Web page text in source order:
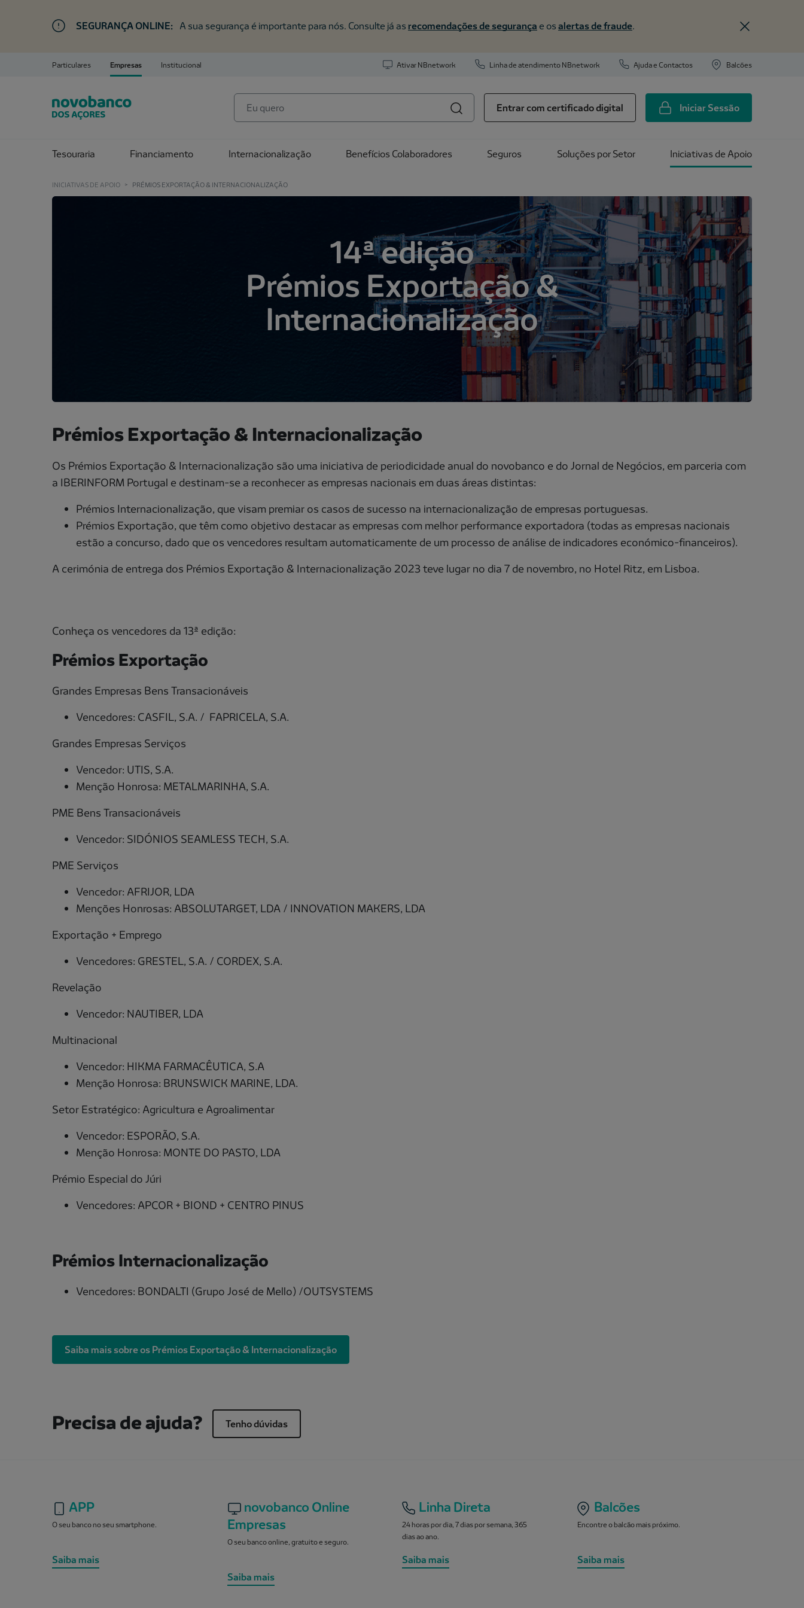
SEGURANÇA ONLINE: A sua segurança é importante para nós. Consulte já as recomendações de segurança e os alertas de fraude
Particulares Empresas Institucional Ativar NBnetwork Linha de atendimento NBnetwork Ajuda e Contactos Balcões
Entrar com certificado digital Iniciar Sessão
Tesouraria Financiamento Internacionalização Benefícios Colaboradores Seguros Soluções por Setor Iniciativas de Apoio
INICIATIVAS DE APOIO > PRÉMIOS EXPORTAÇÃO & INTERNACIONALIZAÇÃO
14ª edição
Prémios Exportação &
Internacionalização
Prémios Exportação & Internacionalização
Os Prémios Exportação & Internacionalização são uma iniciativa de periodicidade anual do novobanco e do Jornal de Negócios, em parceria com
a IBERINFORM Portugal e destinam-se a reconhecer as empresas nacionais em duas áreas distintas:
Prémios Internacionalização, que visam premiar os casos de sucesso na internacionalização de empresas portuguesas.
Prémios Exportação, que têm como objetivo destacar as empresas com melhor performance exportadora (todas as empresas nacionais
estão a concurso, dado que os vencedores resultam automaticamente de um processo de análise de indicadores económico-financeiros).
A cerimónia de entrega dos Prémios Exportação & Internacionalização 2023 teve lugar no dia 7 de novembro, no Hotel Ritz, em Lisboa.
Conheça os vencedores da 13ª edição:
Prémios Exportação
Grandes Empresas Bens Transacionáveis
Vencedores: CASFIL, S.A. / FAPRICELA, S.A.
Grandes Empresas Serviços
Vencedor: UTIS, S.A.
Menção Honrosa: METALMARINHA, S.A.
PME Bens Transacionáveis
Vencedor: SIDÓNIOS SEAMLESS TECH, S.A.
PME Serviços
Vencedor: AFRIJOR, LDA
Menções Honrosas: ABSOLUTARGET, LDA / INNOVATION MAKERS, LDA
Exportação + Emprego
Vencedores: GRESTEL, S.A. / CORDEX, S.A.
Revelação
Vencedor: NAUTIBER, LDA
Multinacional
Vencedor: HIKMA FARMACÊUTICA, S.A
Menção Honrosa: BRUNSWICK MARINE, LDA.
Setor Estratégico: Agricultura e Agroalimentar
Vencedor: ESPORÃO, S.A.
Menção Honrosa: MONTE DO PASTO, LDA
Prémio Especial do Júri
Vencedores: APCOR + BIOND + CENTRO PINUS
Prémios Internacionalização
Vencedores: BONDALTI (Grupo José de Mello) /OUTSYSTEMS
Saiba mais sobre os Prémios Exportação & Internacionalização
Precisa de ajuda? Tenho dúvidas
APP
O seu banco no seu smartphone.
Saiba mais
novobanco Online
Empresas
O seu banco online, gratuito e seguro.
Saiba mais
Linha Direta
24 horas por dia, 7 dias por semana, 365
dias ao ano.
Saiba mais
Balcões
Encontre o balcão mais próximo.
Saiba mais